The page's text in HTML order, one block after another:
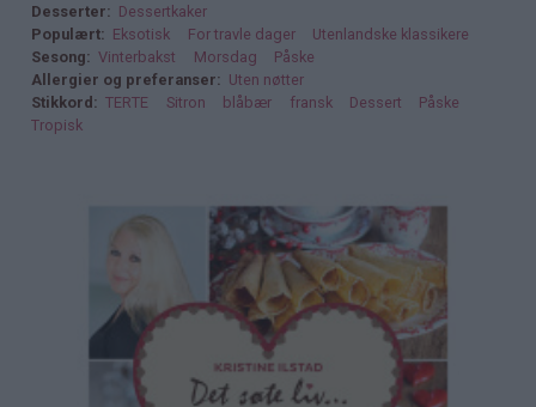
Desserter
Dessertkaker
Populært
Eksotisk For travle dager
Utenlandske klassikere
Sesong
Vinterbakst Morsdag
Påske
Allergier og preferanser
Uten nøtter
Stikkord
TERTE Sitron blåbær fransk Dessert
Påske
Tropisk